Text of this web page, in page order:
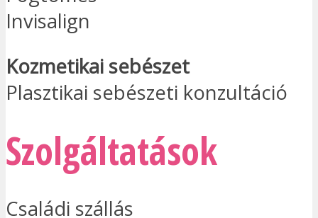
Invisalign
Kozmetikai sebészet
Plasztikai sebészeti konzultáció
Szolgáltatások
Családi szállás